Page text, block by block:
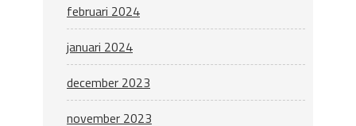
februari 2024
januari 2024
december 2023
november 2023